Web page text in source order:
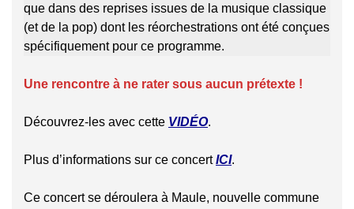
que dans des reprises issues de la musique classique
(et de la pop) dont les réorchestrations ont été conçues
spécifiquement pour ce programme.
Une rencontre à ne rater sous aucun prétexte !
Découvrez-les avec cette VIDÉO.
Plus d’informations sur ce concertICI.
Ce concert se déroulera à Maule, nouvelle commune